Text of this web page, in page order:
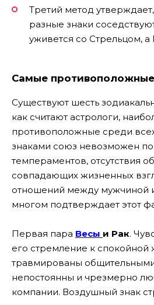
Третий метод
разные знаки
уживется со Стрельцом,
Самые противоположные
Существуют шесть
как считают астрологи,
противоположные среди
знаками союз невозможен
темпераментов, отсутствия
совпадающих жизненных
отношений между мужчиной
многом подтверждает этот
Первая пара Весы и Рак.
его стремление к спокойной
травмированы
непостоянны и чрезмерно
компании. Воздушный знак